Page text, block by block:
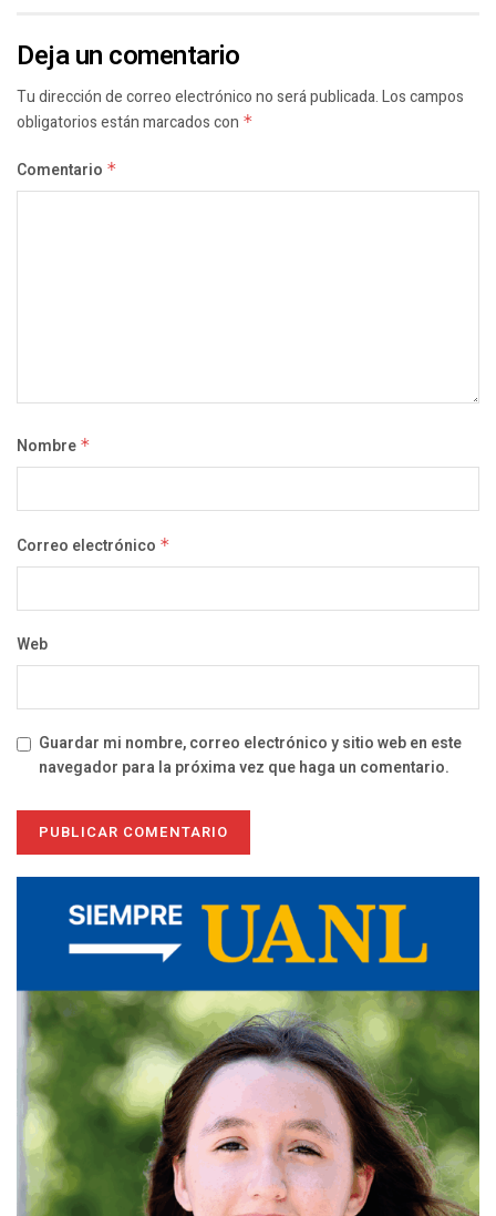
Deja un comentario
Tu dirección de correo electrónico no será publicada.Los campos
obligatorios están marcados con *
Comentario *
Nombre *
Correo electrónico *
Web
Guardar mi nombre, correo electrónico y sitio web en este
navegador para la próxima vez que haga un comentario.